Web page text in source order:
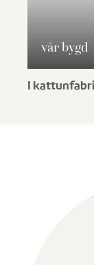
vår bygd
I